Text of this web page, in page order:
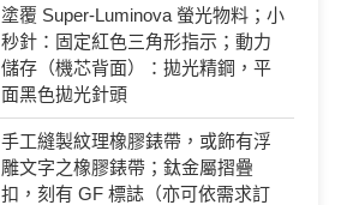
塗覆 Super-Luminova 螢光物料；小
秒針：固定紅色三角形指示；動力
儲存（機芯背面）：拋光精鋼，平
面黑色拋光針頭
手工縫製紋理橡膠錶帶，或飾有浮
雕文字之橡膠錶帶；鈦金屬摺疊
扣，刻有 GF 標誌（亦可依需求訂